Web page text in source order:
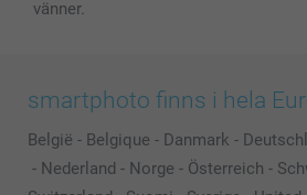
vänner.
smartphoto finns i hela
België - Belgique - Danmark -
- Nederland - Norge - Österreich -